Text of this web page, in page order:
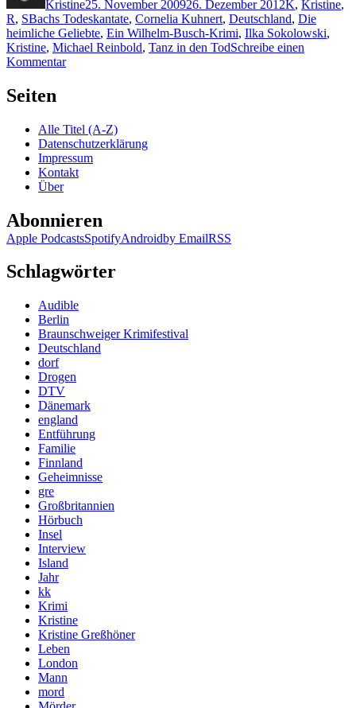
Kristine25. November 200926. Dezember 2012K, Kristine,
R, SSchlagwörter
Bachs Todeskantate, Cornelia Kuhnert, Deutschland, Die
heimliche Geliebte, Ein Wilhelm-Busch-Krimi, Ilka Sokolowski,
Kristine, Michael Reinbold, Tanz in den TodSchreibe einen
Kommentarzu
Seiten
Alle Titel (A-Z)
Datenschutzerklärung
Impressum
Kontakt
Über
Abonnieren
Apple PodcastsSpotifyAndroidby EmailRSS
Schlagwörter
Audible
Berlin
Braunschweiger Krimifestival
Deutschland
dorf
Drogen
DTV
Dänemark
england
Entführung
Familie
Finnland
Geheimnisse
gre
Großbritannien
Hörbuch
Insel
Interview
Island
Jahr
kk
Krimi
Kristine
Kristine Greßhöner
Leben
London
Mann
mord